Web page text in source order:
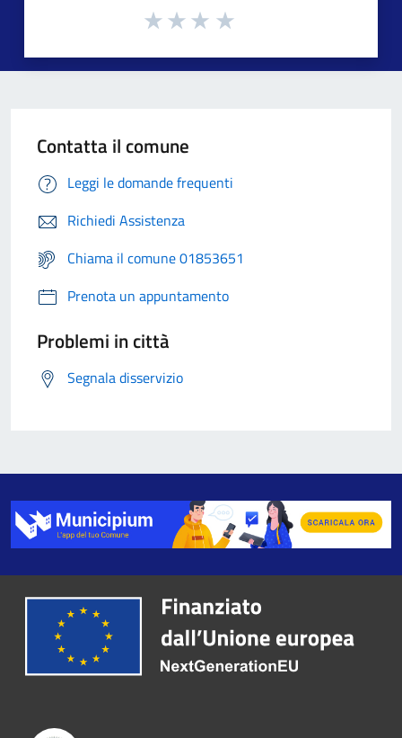
Contatta il comune
Leggi le domande frequenti
Richiedi Assistenza
Chiama il comune 01853651
Prenota un appuntamento
Problemi in città
Segnala disservizio